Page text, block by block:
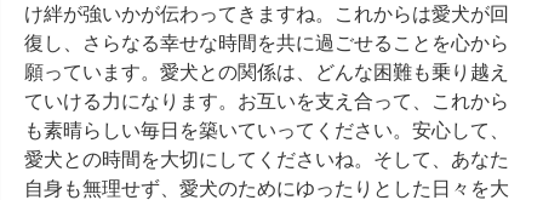
け絆が強いかが伝わってきますね。これからは愛犬が回
復し、さらなる幸せな時間を共に過ごせることを心から
願っています。愛犬との関係は、どんな困難も乗り越え
ていける力になります。お互いを支え合って、これから
も素晴らしい毎日を築いていってください。安心して、
愛犬との時間を大切にしてくださいね。そして、あなた
自身も無理せず、愛犬のためにゆったりとした日々を大